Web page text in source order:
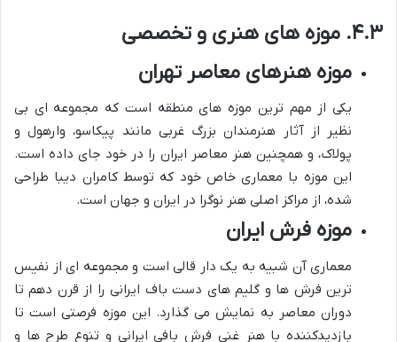
۴.۳. موزه های هنری و تخصصی
موزه هنرهای معاصر تهران
یکی از مهم ترین موزه های منطقه است که مجموعه ای بی
نظیر از آثار هنرمندان بزرگ غربی مانند پیکاسو، وارهول و
پولاک، و همچنین هنر معاصر ایران را در خود جای داده است.
این موزه با معماری خاص خود که توسط کامران دیبا طراحی
شده، از مراکز اصلی هنر نوگرا در ایران و جهان است.
موزه فرش ایران
معماری آن شبیه به یک دار قالی است و مجموعه ای از نفیس
ترین فرش ها و گلیم های دست باف ایرانی را از قرن دهم تا
دوران معاصر به نمایش می گذارد. این موزه فرصتی است تا
بازدیدکننده با هنر غنی فرش بافی ایرانی و تنوع طرح ها و